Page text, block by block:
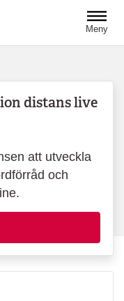
Meny
distans live
att utveckla
och